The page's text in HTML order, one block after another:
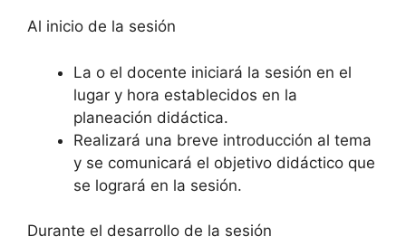
Al inicio de la sesión
La o el docente iniciará la sesión en el
lugar y hora establecidos en la
planeación didáctica.
Realizará una breve introducción al tema
y se comunicará el objetivo didáctico que
se logrará en la sesión.
Durante el desarrollo de la sesión